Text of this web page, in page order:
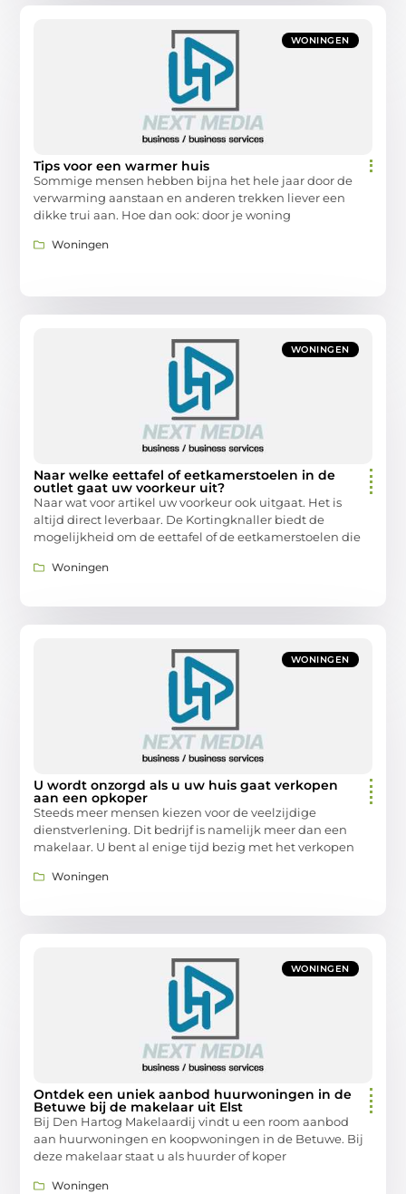
WONINGEN
Tips voor een warmer huis
Sommige mensen hebben bijna het hele jaar door de
verwarming aanstaan en anderen trekken liever een
dikke trui aan. Hoe dan ook: door je woning
Woningen
WONINGEN
Naar welke eettafel of eetkamerstoelen in de
outlet gaat uw voorkeur uit?
Naar wat voor artikel uw voorkeur ook uitgaat. Het is
altijd direct leverbaar. De Kortingknaller biedt de
mogelijkheid om de eettafel of de eetkamerstoelen die
Woningen
WONINGEN
U wordt onzorgd als u uw huis gaat verkopen
aan een opkoper
Steeds meer mensen kiezen voor de veelzijdige
dienstverlening. Dit bedrijf is namelijk meer dan een
makelaar. U bent al enige tijd bezig met het verkopen
Woningen
WONINGEN
Ontdek een uniek aanbod huurwoningen in de
Betuwe bij de makelaar uit Elst
Bij Den Hartog Makelaardij vindt u een room aanbod
aan huurwoningen en koopwoningen in de Betuwe. Bij
deze makelaar staat u als huurder of koper
Woningen